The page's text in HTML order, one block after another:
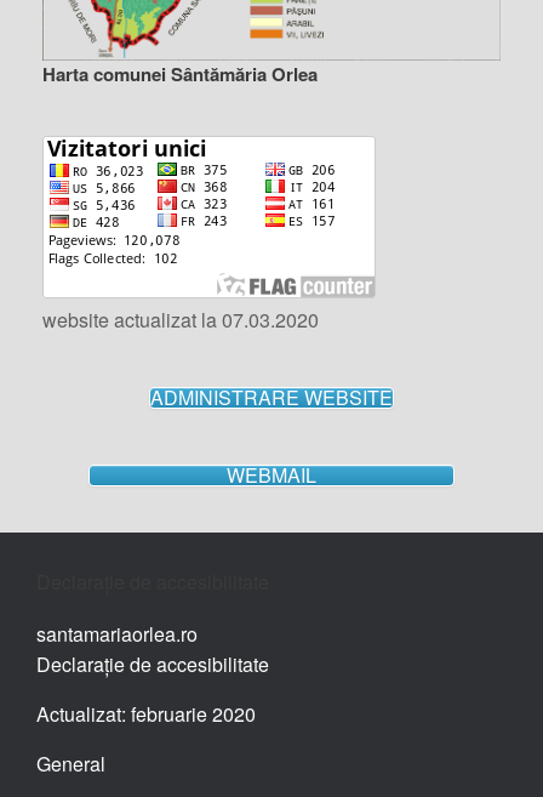
Harta comunei Sântămăria Orlea
website actualizat la 07.03.2020
ADMINISTRARE WEBSITE
WEBMAIL
santamariaorlea.ro
Declarație de accesibilitate
Actualizat: februarie 2020
General